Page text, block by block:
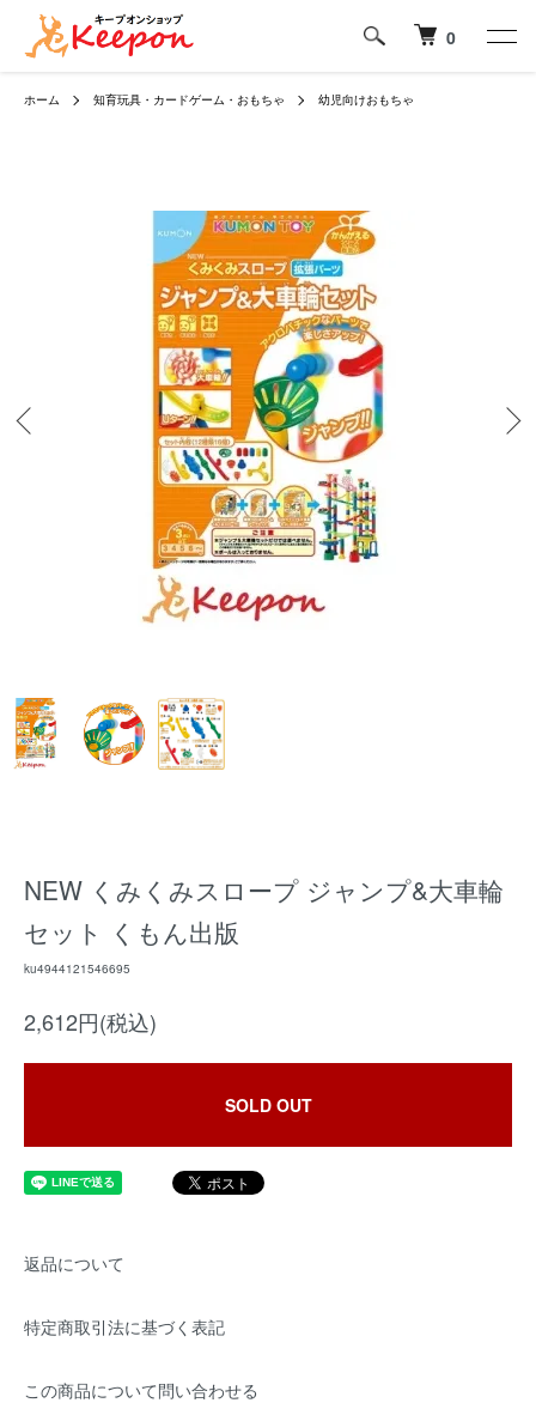
0
ホーム 知育玩具・カードゲーム・おもちゃ 幼児向けおもちゃ
NEW くみくみスロープ ジャンプ&大車輪
セット くもん出版
ku4944121546695
2,612円(税込)
SOLD OUT
返品について
特定商取引法に基づく表記
この商品について問い合わせる